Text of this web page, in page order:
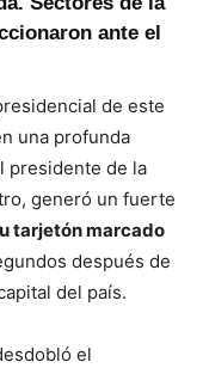
ante el
de este
una profunda
presidente de la
generó un fuerte
tarjetón marcado
después de
del país.
el